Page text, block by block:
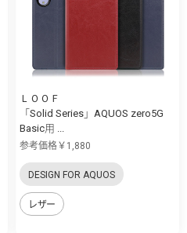
ＬＯＯＦ
「Solid Series」AQUOS zero5G
Basic用 ...
参考価格￥1,880
DESIGN FOR AQUOS
レザー